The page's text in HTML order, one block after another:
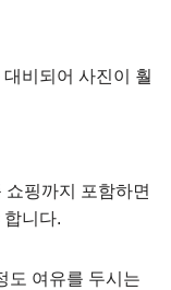
비되어 사진이 훨
핑까지 포함하면
니다.
도 여유를 두시는